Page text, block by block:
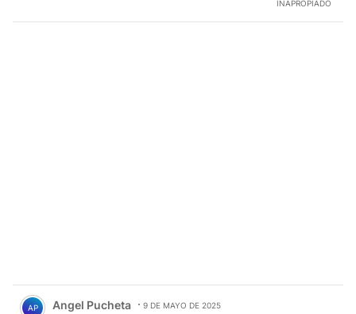
INAPROPIADO
Comentario de Angel Pucheta.
AP Angel Pucheta 9 DE MAYO DE 2025